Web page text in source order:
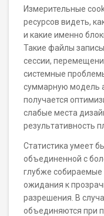
Измерительные
ресурсов видеть,
и какие именно
Такие файлы
сессии,
системные
суммарную модель
получается
слабые места
результативность
Статистика умеет
объединенной с
глубже собираемые
ожидания к
разрешения. В
объединяются при